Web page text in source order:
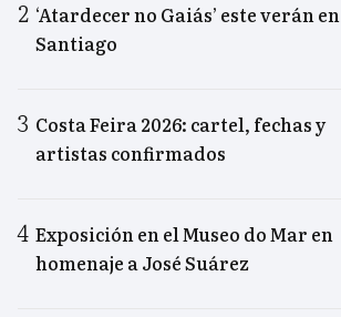
‘Atardecer no Gaiás’ este verán en
Santiago
Costa Feira 2026: cartel, fechas y
artistas confirmados
Exposición en el Museo do Mar en
homenaje a José Suárez